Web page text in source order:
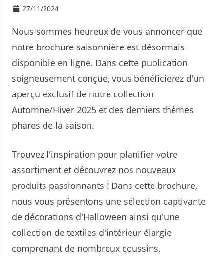
27/11/2024
Nous sommes heureux de vous annoncer que
notre brochure saisonnière est désormais
disponible en ligne. Dans cette publication
soigneusement conçue, vous bénéficierez d'un
aperçu exclusif de notre collection
Automne/Hiver 2025 et des derniers thèmes
phares de la saison.
Trouvez l'inspiration pour planifier votre
assortiment et découvrez nos nouveaux
produits passionnants ! Dans cette brochure,
nous vous présentons une sélection captivante
de décorations d'Halloween ainsi qu'une
collection de textiles d'intérieur élargie
comprenant de nombreux coussins,